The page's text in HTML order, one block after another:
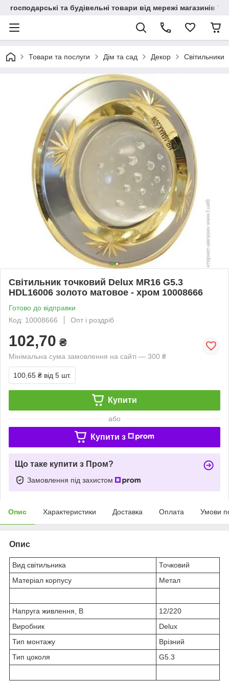
господарські та будівельні товари від мережі магазинів
Товари та послуги Дім та сад Декор Світильники
Світильник точковий Delux MR16 G5.3
HDL16006 золото матовое - хром 10008666
Готово до відправки
Код: 10008666
Опт і роздріб
102,70 ₴
Мінімальна сума замовлення на сайті — 300 ₴
100,65 ₴ від 5 шт.
Купити
або
Купити з
Що таке купити з Пром?
Замовлення під захистом
Опис Характеристики Доставка Оплата Умови
Опис
Вид світильника
Точковий
Матеріал корпусу
Метал
Напруга живлення, В
12/220
Виробник
Delux
Тип монтажу
Врізний
Тип цоколя
G5.3